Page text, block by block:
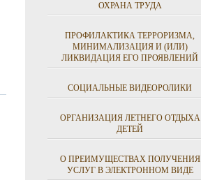
ОХРАНА ТРУДА
ПРОФИЛАКТИКА ТЕРРОРИЗМА,
МИНИМАЛИЗАЦИЯ И (ИЛИ)
ЛИКВИДАЦИЯ ЕГО ПРОЯВЛЕНИЙ
СОЦИАЛЬНЫЕ ВИДЕОРОЛИКИ
ОРГАНИЗАЦИЯ ЛЕТНЕГО ОТДЫХА
ДЕТЕЙ
О ПРЕИМУЩЕСТВАХ ПОЛУЧЕНИЯ
УСЛУГ В ЭЛЕКТРОННОМ ВИДЕ